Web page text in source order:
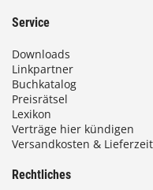
Service
Downloads
Linkpartner
Buchkatalog
Preisrätsel
Lexikon
Verträge hier kündigen
Versandkosten &
Rechtliches